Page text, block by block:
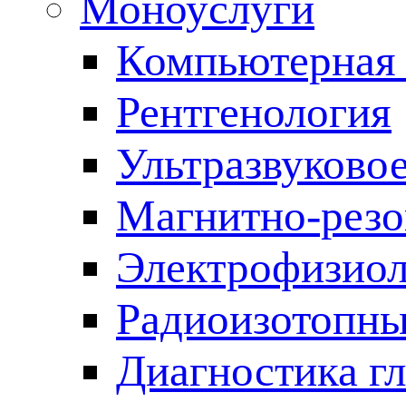
Рентгенология
Магнитно-
Диагностика